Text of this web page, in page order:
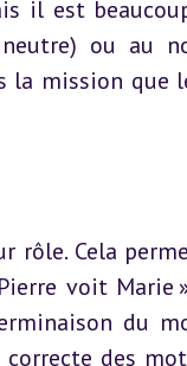
il est
ou au
la mission que
rôle. Cela
voit Marie
du
des